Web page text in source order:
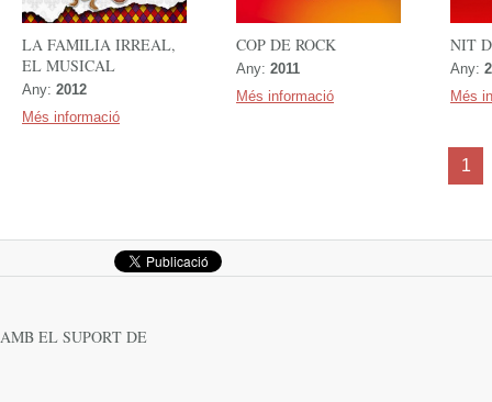
LA FAMILIA IRREAL,
EL MUSICAL
Any: 2012
Més informació
COP DE ROCK
Any: 2011
Més informació
NIT
Any:
Més
1
AMB EL SUPORT DE